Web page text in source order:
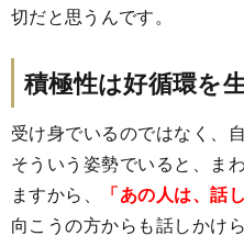
切だと思うんです。
積極性は好循環を
受け身でいるのではなく、
そういう姿勢でいると、ま
ますから、
「あの人は、話
向こうの方からも話しかけ